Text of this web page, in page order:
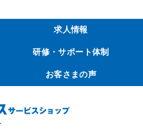
求人情報
研修・サポート体制
お客さまの声